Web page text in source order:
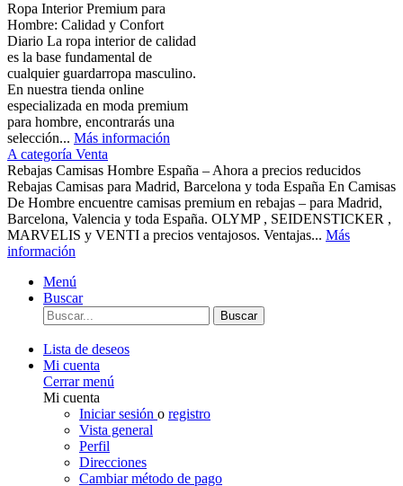
Ropa Interior Premium para
Hombre: Calidad y Confort
Diario La ropa interior de calidad
es la base fundamental de
cualquier guardarropa masculino.
En nuestra tienda online
especializada en moda premium
para hombre, encontrarás una
selección... Más información
A categoría Venta
Rebajas Camisas Hombre España – Ahora a precios reducidos
Rebajas Camisas para Madrid, Barcelona y toda España En Camisas
De Hombre encuentre camisas premium en rebajas – para Madrid,
Barcelona, Valencia y toda España. OLYMP , SEIDENSTICKER ,
MARVELIS y VENTI a precios ventajosos. Ventajas... Más
información
Menú
Buscar
Buscar
Lista de deseos
Mi cuenta
Cerrar menú
Mi cuenta
Iniciar sesión o registro
Vista general
Perfil
Direcciones
Cambiar método de pago